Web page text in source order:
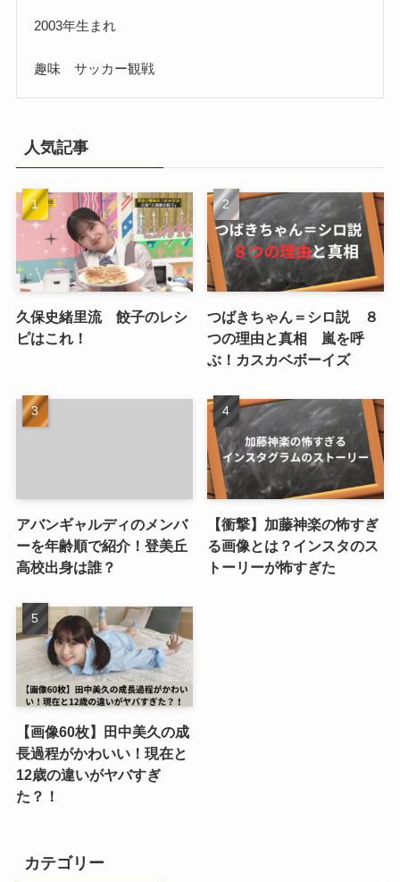
2003年生まれ
趣味 サッカー観戦
人気記事
久保史緒里流 餃子のレシ
ピはこれ！
つばきちゃん＝シロ説 ８
つの理由と真相 嵐を呼
ぶ！カスカベボーイズ
アバンギャルディのメンバ
ーを年齢順で紹介！登美丘
高校出身は誰？
【衝撃】加藤神楽の怖すぎ
る画像とは？インスタのス
トーリーが怖すぎた
【画像60枚】田中美久の成
長過程がかわいい！現在と
12歳の違いがヤバすぎ
た？！
カテゴリー